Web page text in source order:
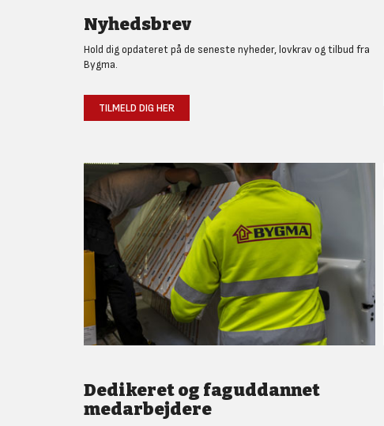
Nyhedsbrev
Hold dig opdateret på de seneste nyheder, lovkrav og tilbud fra
Bygma.
TILMELD DIG HER
Dedikeret og faguddannet
medarbejdere